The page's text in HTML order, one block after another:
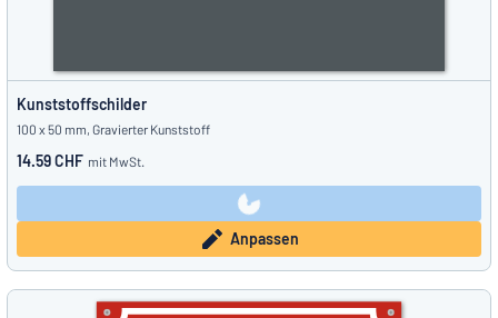
Kunststoffschilder
100 x 50 mm, Gravierter Kunststoff
14.59 CHF mit MwSt.
Anpassen